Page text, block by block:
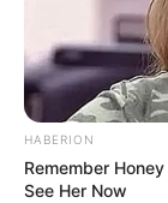
Hotel Hanau
HABERION
Remember
See Her Now